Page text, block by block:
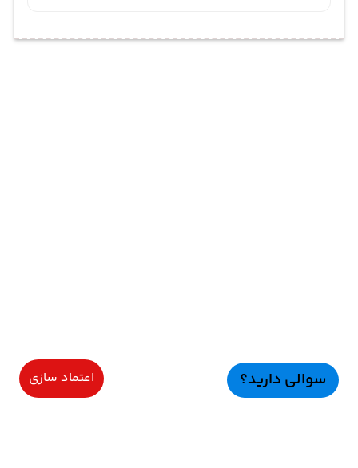
سوالی دارید؟ اعتماد سازی